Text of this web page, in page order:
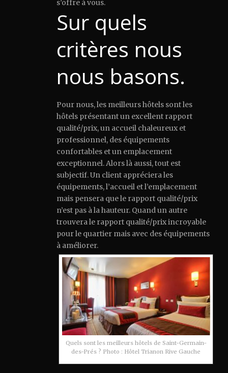
s’offre à vous.
Sur quels
critères nous
nous basons.
Pour nous, les meilleurs hôtels sont les
hôtels présentant un excellent rapport
qualité/prix, un accueil chaleureux et
professionnel, des équipements
confortables et un emplacement
exceptionnel. Alors là aussi, tout est
subjectif. Un client appréciera les
équipements, l’accueil et l’emplacement
mais pensera que le rapport qualité/prix
n’est pas à la hauteur. Quand un autre
trouvera le rapport qualité/prix incroyable
pour le quartier mais avec des équipements
à améliorer.
Quels sont les meilleurs hôtels de Saint-Germain-
des-Prés ? Photo : Hôtel Trianon Rive Gauche